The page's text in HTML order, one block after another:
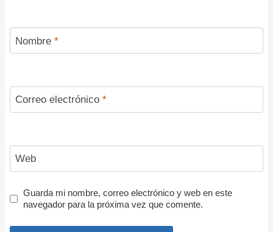
Nombre *
Correo electrónico *
Web
Guarda mi nombre, correo electrónico y web en este
navegador para la próxima vez que comente.